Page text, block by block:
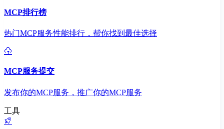
MCP排行榜
热门MCP服务性能排行，帮你找到最佳选择
MCP服务提交
发布你的MCP服务，推广你的MCP服务
工具